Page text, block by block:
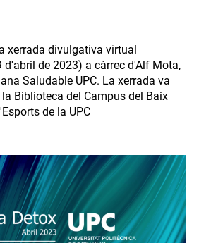
xerrada divulgativa virtual
d'abril de 2023) a càrrec d'Alf Mota,
Saludable UPC. La xerrada va
Biblioteca del Campus del Baix
de la UPC